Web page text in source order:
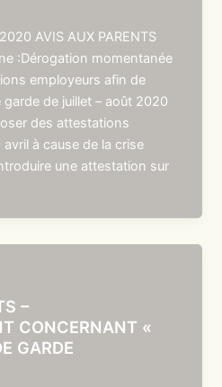
AVIS AUX PARENTS
:Dérogation momentanée
employeurs afin de
garde de juillet – août 2020
des attestations
à cause de la crise
une attestation sur
–
CONCERNANT «
GARDE